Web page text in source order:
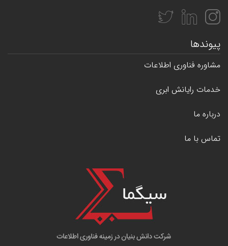
پیوندها
مشاوره فناوری اطلاعات
خدمات رایانش ابری
درباره ما
تماس با ما